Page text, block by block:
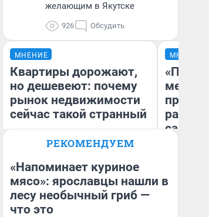
желающим в Якутске
926 Обсудить
МНЕНИЕ
Квартиры дорожают,
но дешевеют: почему
рынок недвижимости
сейчас такой странный
Екатерина Торопова
директор агентства
недвижимости
МНЕНИЕ
самом
РЕКОМЕНДУЕМ
«Напоминает куриное
мясо»: ярославцы нашли в
лесу необычный гриб —
что это